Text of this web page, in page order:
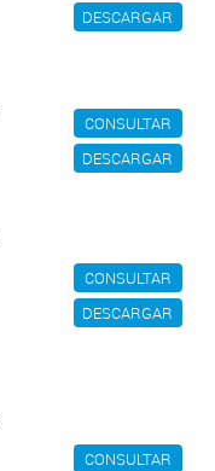
DESCARGAR
CONSULTAR
DESCARGAR
CONSULTAR
DESCARGAR
CONSULTAR